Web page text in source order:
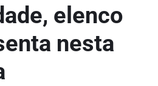
elenco
nesta